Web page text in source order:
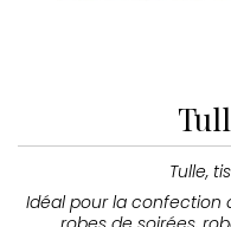
Tulle,
Idéal pour la confection